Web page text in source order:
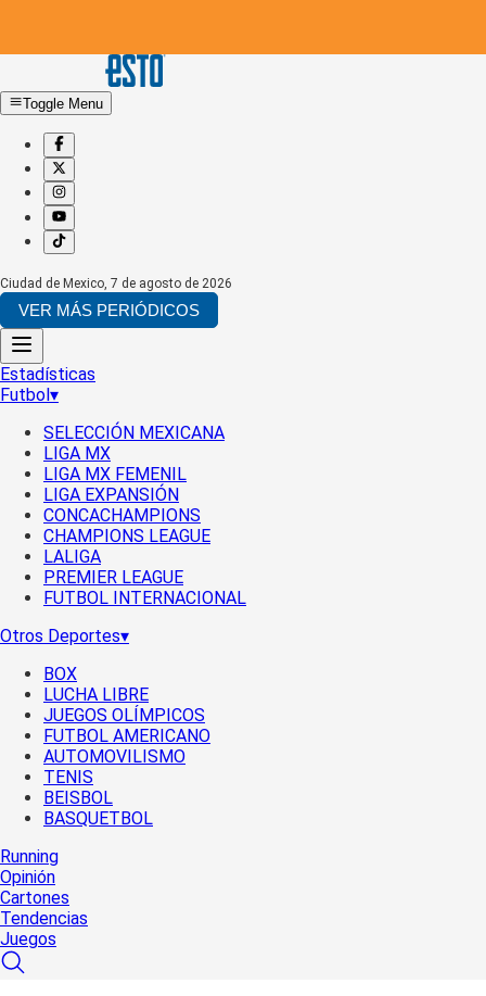
Toggle Menu
Ciudad de Mexico, 7 de agosto de 2026
VER MÁS PERIÓDICOS
Estadísticas
Futbol▾
SELECCIÓN MEXICANA
LIGA MX
LIGA MX FEMENIL
LIGA EXPANSIÓN
CONCACHAMPIONS
CHAMPIONS LEAGUE
LALIGA
PREMIER LEAGUE
FUTBOL INTERNACIONAL
Otros Deportes▾
BOX
LUCHA LIBRE
JUEGOS OLÍMPICOS
FUTBOL AMERICANO
AUTOMOVILISMO
TENIS
BEISBOL
BASQUETBOL
Running
Opinión
Cartones
Tendencias
Juegos